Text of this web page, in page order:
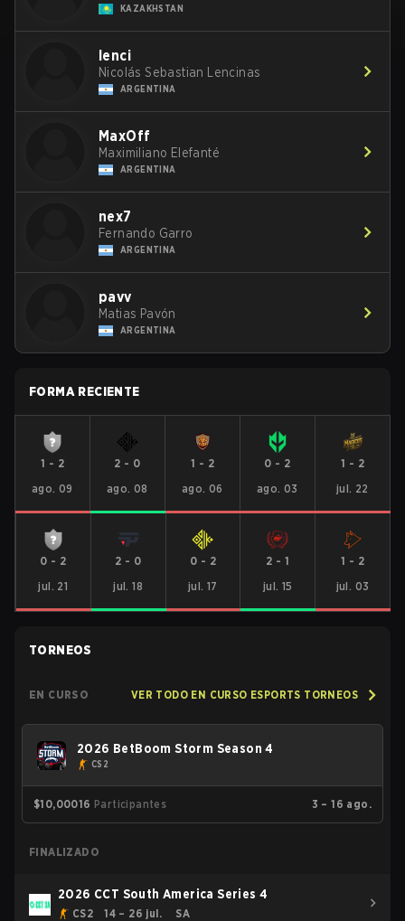
KAZAKHSTAN
lenci
Nicolás Sebastian Lencinas
ARGENTINA
MaxOff
Maximiliano Elefanté
ARGENTINA
nex7
Fernando Garro
ARGENTINA
pavv
Matias Pavón
ARGENTINA
FORMA RECIENTE
1 - 2
ago. 09
2 - 0
ago. 08
1 - 2
ago. 06
0 - 2
ago. 03
1 - 2
jul. 22
0 - 2
jul. 21
2 - 0
jul. 18
0 - 2
jul. 17
2 - 1
jul. 15
1 - 2
jul. 03
TORNEOS
EN CURSO VER TODO EN CURSO ESPORTS TORNEOS
2026 BetBoom Storm Season 4
CS2
$10,00016 Participantes 3 – 16 ago.
FINALIZADO
2026 CCT South America Series 4
CS2 14 – 26 jul. SA